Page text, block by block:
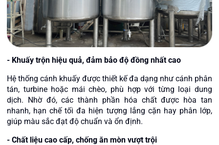
- Khuấy trộn hiệu quả, đảm bảo độ đồng nhất cao
Hệ thống cánh khuấy được thiết kế đa dạng như cánh phân
tán, turbine hoặc mái chèo, phù hợp với từng loại dung
dịch. Nhờ đó, các thành phần hóa chất được hòa tan
nhanh, hạn chế tối đa hiện tượng lắng cặn hay phân lớp,
giúp màu sắc đạt độ chuẩn và ổn định.
- Chất liệu cao cấp, chống ăn mòn vượt trội